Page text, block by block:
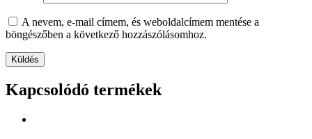
A nevem, e-mail címem, és weboldalcímem mentése a
böngészőben a következő hozzászólásomhoz.
Kapcsolódó termékek